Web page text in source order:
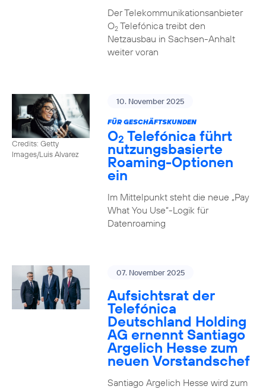
Der Telekommunikationsanbieter
O2Telefónica treibt den
Netzausbau in Sachsen-Anhalt
weiter voran
Credits: Getty
Images/Luis Alvarez
10. November 2025
FÜR GESCHÄFTSKUNDEN
O2 Telefónica führt
nutzungs­basierte
Roaming-Optionen
ein
Im Mittelpunkt steht die neue „Pay
What You Use“-Logik für
Datenroaming
07. November 2025
Aufsichtsrat der
Telefónica
Deutschland Holding
AG ernennt Santiago
Argelich Hesse zum
neuen Vorstandschef
Santiago Argelich Hesse wird zum